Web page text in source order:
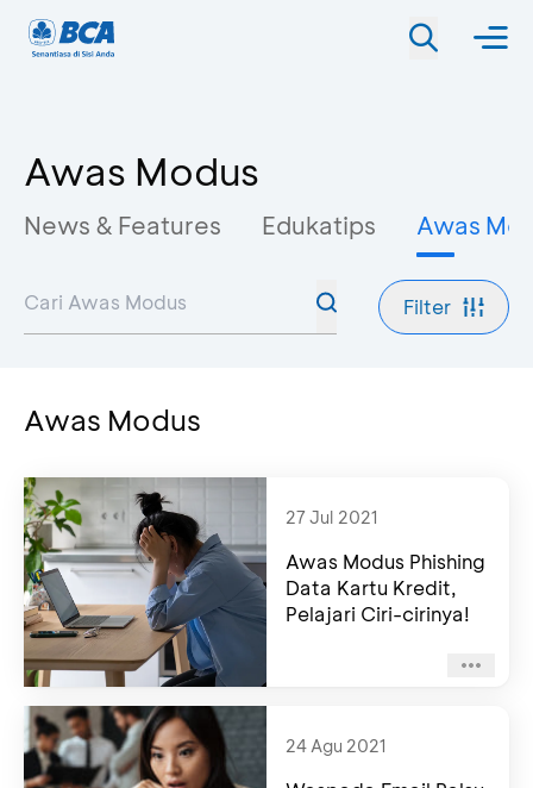
Awas Modus
News & Features Edukatips Awas
Filter
Awas Modus
27 Jul 2021
Awas Modus Phishing
Data Kartu Kredit,
Pelajari Ciri-cirinya!
24 Agu 2021